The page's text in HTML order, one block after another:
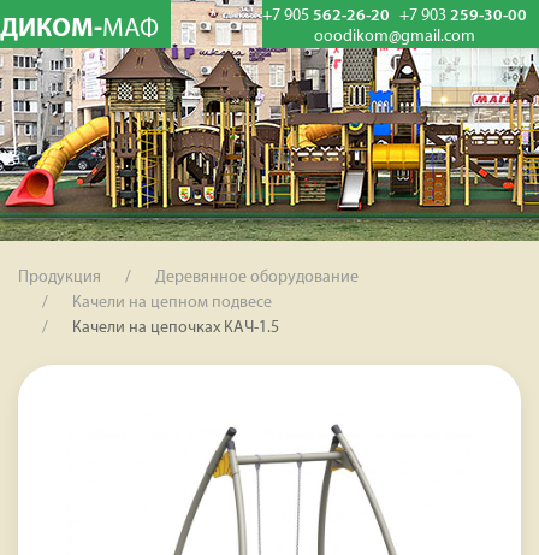
ДИКОМ-МАФ +7 905 562-26-20 +7 903 259-30-00
ooodikom@gmail.com
Продукция
Деревянное оборудование
Качели на цепном подвесе
Качели на цепочках КАЧ-1.5